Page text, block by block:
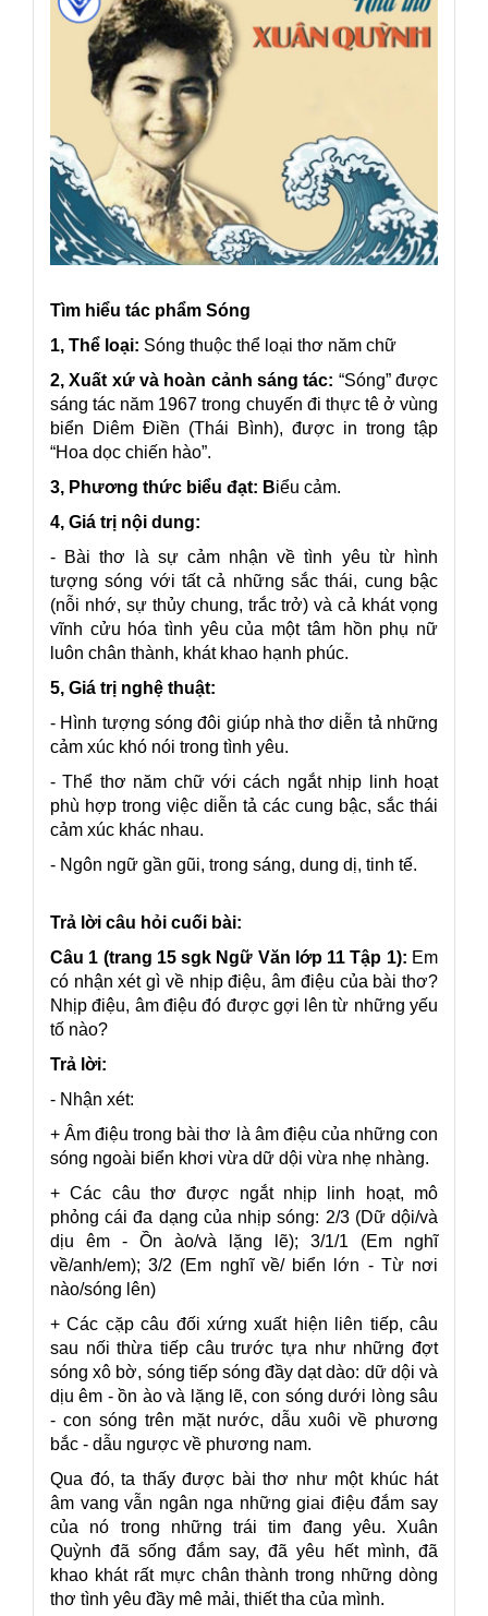
Tìm hiểu tác phẩm Sóng
1, Thể loại: Sóng thuộc thể loại thơ năm chữ
2, Xuất xứ và hoàn cảnh sáng tác: “Sóng” được
sáng tác năm 1967 trong chuyến đi thực tê ở vùng
biển Diêm Điền (Thái Bình), được in trong tập
“Hoa dọc chiến hào”.
3, Phương thức biểu đạt: Biểu cảm.
4, Giá trị nội dung:
- Bài thơ là sự cảm nhận về tình yêu từ hình
tượng sóng với tất cả những sắc thái, cung bậc
(nỗi nhớ, sự thủy chung, trắc trở) và cả khát vọng
vĩnh cửu hóa tình yêu của một tâm hồn phụ nữ
luôn chân thành, khát khao hạnh phúc.
5, Giá trị nghệ thuật:
- Hình tượng sóng đôi giúp nhà thơ diễn tả những
cảm xúc khó nói trong tình yêu.
- Thể thơ năm chữ với cách ngắt nhịp linh hoạt
phù hợp trong việc diễn tả các cung bậc, sắc thái
cảm xúc khác nhau.
- Ngôn ngữ gần gũi, trong sáng, dung dị, tinh tế.
Trả lời câu hỏi cuối bài:
Câu 1 (trang 15 sgk Ngữ Văn lớp 11 Tập 1): Em
có nhận xét gì về nhịp điệu, âm điệu của bài thơ?
Nhịp điệu, âm điệu đó được gợi lên từ những yếu
tố nào?
Trả lời:
- Nhận xét:
+ Âm điệu trong bài thơ là âm điệu của những con
sóng ngoài biển khơi vừa dữ dội vừa nhẹ nhàng.
+ Các câu thơ được ngắt nhịp linh hoạt, mô
phỏng cái đa dạng của nhịp sóng: 2/3 (Dữ dội/và
dịu êm - Ồn ào/và lặng lẽ); 3/1/1 (Em nghĩ
về/anh/em); 3/2 (Em nghĩ về/ biển lớn - Từ nơi
nào/sóng lên)
+ Các cặp câu đối xứng xuất hiện liên tiếp, câu
sau nối thừa tiếp câu trước tựa như những đợt
sóng xô bờ, sóng tiếp sóng đầy dạt dào: dữ dội và
dịu êm - ồn ào và lặng lẽ, con sóng dưới lòng sâu
- con sóng trên mặt nước, dẫu xuôi về phương
bắc - dẫu ngược về phương nam.
Qua đó, ta thấy được bài thơ như một khúc hát
âm vang vẫn ngân nga những giai điệu đắm say
của nó trong những trái tim đang yêu. Xuân
Quỳnh đã sống đắm say, đã yêu hết mình, đã
khao khát rất mực chân thành trong những dòng
thơ tình yêu đầy mê mải, thiết tha của mình.